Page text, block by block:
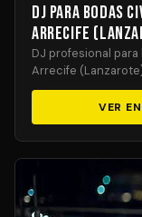
DJ para Bodas
Arrecife
DJ profesional
Arrecife
VER